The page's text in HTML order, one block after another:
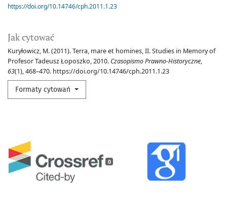
Jak cytować
Kuryłowicz, M. (2011). Terra, mare et homines, II. Studies in Memory of
Profesor Tadeusz Łoposzko, 2010. Czasopismo Prawno-Historyczne,
63(1), 468–470. https://doi.org/10.14746/cph.2011.1.23
Formaty cytowań
0
https://doi.org/10.14746/cph.2011.1.23